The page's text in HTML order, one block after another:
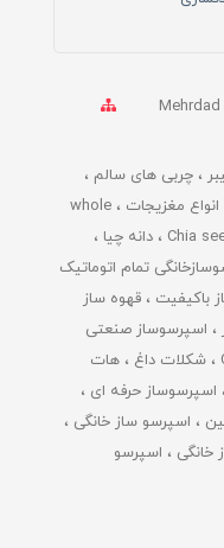
چربی های سالم
مغزیجات
whole
Chia
دانه چیا
تمام اتوماتیک
باکیفیت
قهوه ساز
اسپرسوساز صنعتی
شکلات داغ
هات
اسپرسوساز حرفه ای
اسپرسو ساز خانگی
خانگی اسپرسو